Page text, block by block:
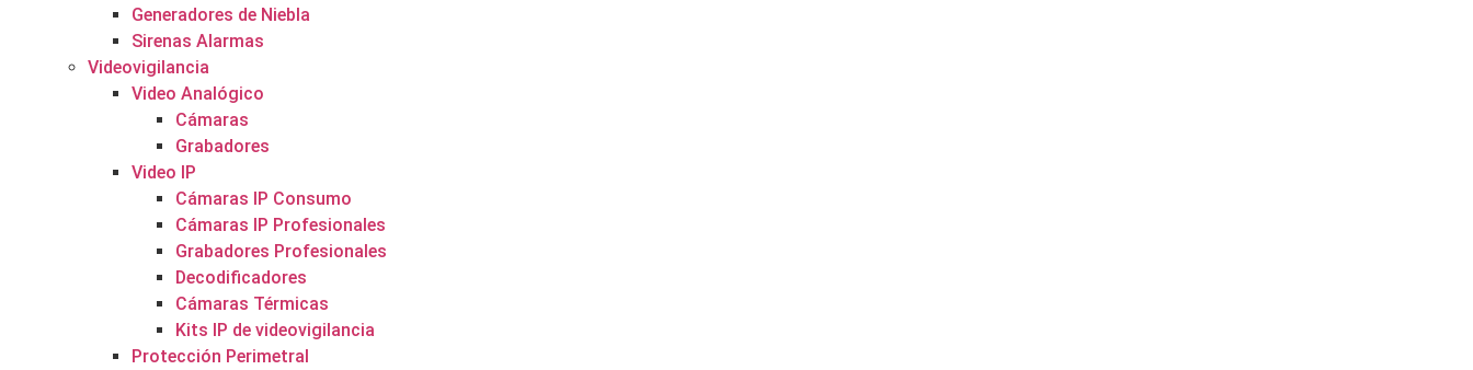
Generadores de Niebla
Sirenas Alarmas
Videovigilancia
Video Analógico
Cámaras
Grabadores
Video IP
Cámaras IP Consumo
Cámaras IP Profesionales
Grabadores Profesionales
Decodificadores
Cámaras Térmicas
Kits IP de videovigilancia
Protección Perimetral